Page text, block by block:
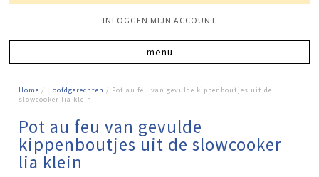
INLOGGEN MIJN ACCOUNT
Home / Hoofdgerechten / Pot au feu van gevulde kippenboutjes uit de
slowcooker lia klein
Pot au feu van gevulde
kippenboutjes uit de slowcooker
lia klein